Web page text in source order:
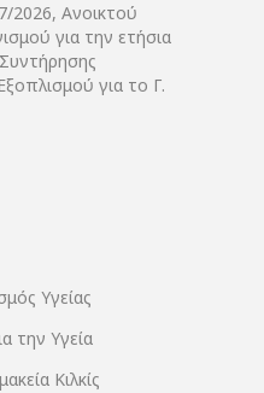
Ανοικτού
για την ετήσια
για το Γ.
Υγείας
την Υγεία
Κιλκίς